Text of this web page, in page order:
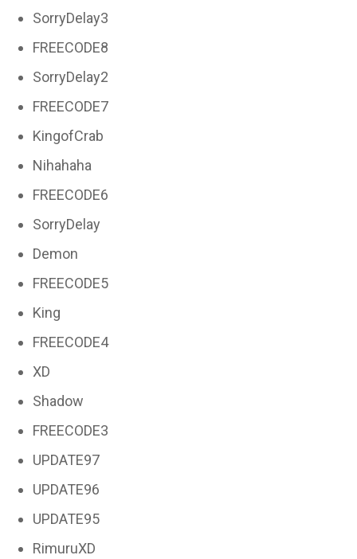
SorryDelay3
FREECODE8
SorryDelay2
FREECODE7
KingofCrab
Nihahaha
FREECODE6
SorryDelay
Demon
FREECODE5
King
FREECODE4
XD
Shadow
FREECODE3
UPDATE97
UPDATE96
UPDATE95
RimuruXD